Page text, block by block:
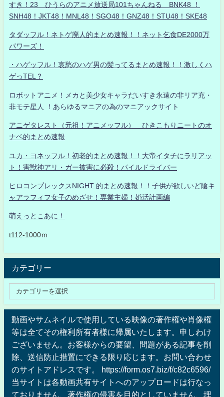
すき！23 ひうらのアニメ放送局101ちゃんねる BNK48 ！
SNH48！JKT48！MNL48！SGO48！GNZ48！STU48！SKE48
タダッフル！ネトゲ廃人的まとめ速報！！ネット乞食DE2000万
パワーズ！
・ハゲッフル！哀愁のハゲ男の髪ってるまとめ速報！！激しくハ
ゲっTEL？
ロボットアニメ！メカと美少女キャラだいすき永遠の非リア充・
非モテ星人 ！あらゆるマニアの為のマニアックサイト
アニゲタレスト（元祖！アニメッフル） ひきこもりニートのオ
ナベ的まとめ速報
ユカ・ヨネッフル！初老的まとめ速報！！大帝イタチにラリアッ
ト！害獣神アリ・ガー被害に必殺！パイルドライバー
ヒロコンプレックスNIGHT 的まとめ速報！！子供が欲しいど陰キ
ャアラフィフ女子のめざせ！専業主婦！婚活計画編
萌えっとこあに！
t112-1000ｍ
カテゴリー
動画やサムネイルで使用している映像の著作権や肖像権
等は全てその権利所有者様に帰属いたします。申しわけ
ございません。お客様からの要望、問題がある記事を削
除、送信防止措置にできる限り応じます。お問い合わせ
のサイトアドレスです。 https://form.os7.biz/f/c82c6596/
当サイトは各動画共有サイトへのアップロードは行なっ
ておりません、著作権の侵害を目的としていません、埋